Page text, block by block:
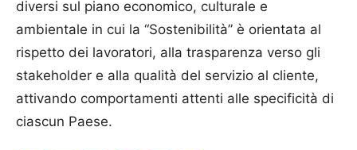
diversi sul piano economico, culturale e
ambientale in cui la “Sostenibilità” è orientata al
rispetto dei lavoratori, alla trasparenza verso gli
stakeholder e alla qualità del servizio al cliente,
attivando comportamenti attenti alle specificità di
ciascun Paese.